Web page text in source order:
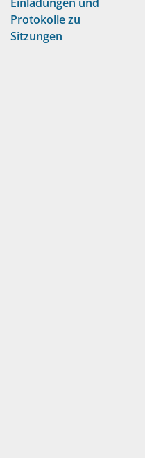
Protokolle zu
Sitzungen